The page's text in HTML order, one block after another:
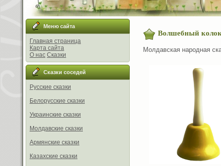
Меню сайта
Главная страница
Карта сайта
О нас Сказки
Сказки соседей
Русские сказки
Белорусские сказки
Украинские сказки
Молдавские сказки
Армянские сказки
Казахские сказки
Волшебный
Молдавская народная